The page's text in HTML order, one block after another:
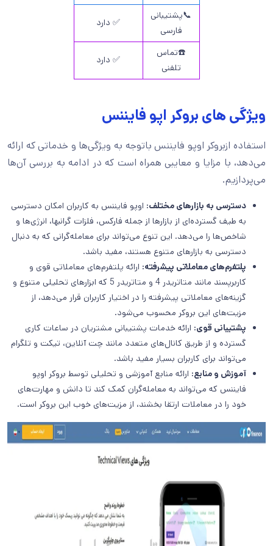
📞پشتیبانی
فارسی
✅ دارد
☎️تماس
تلفنی
✅ دارد
ویژگی های بروکر اپو فایننس
استفاده ازبروکر اوپو فایننس باتوجه به ویژگی‌ها و خدماتی که ارائه
می‌دهد، با مزایا و معایبی همراه است که در ادامه به بررسی آن‌ها
می‌پردازیم.
دسترسی به بازارهای مختلف: اوپو فایننس به کاربران امکان دسترسی
به طیف گسترده‌ای از بازارها از جمله فارکس، فلزات گرانبها، انرژی‌ها و
شاخص‌ها را می‌دهد. این تنوع می‌تواند برای معامله‌گرانی که به دنبال
دسترسی به بازارهای متنوع هستند، مفید باشد.
پلتفرم‌های معاملاتی پیشرفته: ارائه پلتفرم‌های معاملاتی قوی و
کاربرپسند مانند متاتریدر 4 و متاتریدر 5 که ابزارهای تحلیلی متنوع و
گزینه‌های معاملاتی پیشرفته را در اختیار کاربران قرار می‌دهد، از
مزیت‌های این بروکر محسوب می‌شود.
پشتیبانی قوی: ارائه خدمات پشتیبانی مشتریان در ساعات کاری
گسترده و از طریق کانال‌های متعدد مانند چت آنلاین، تیکت و تلگرام
می‌تواند برای کاربران بسیار مفید باشد.
آموزش و منابع: ارائه منابع آموزشی و تحلیلی توسط بروکر اوپو
فایننس که می‌تواند به معامله‌گران کمک کند تا دانش و مهارت‌های
خود را در معاملات ارتقا بخشند، از مزیت‌های خوب این بروکر است.